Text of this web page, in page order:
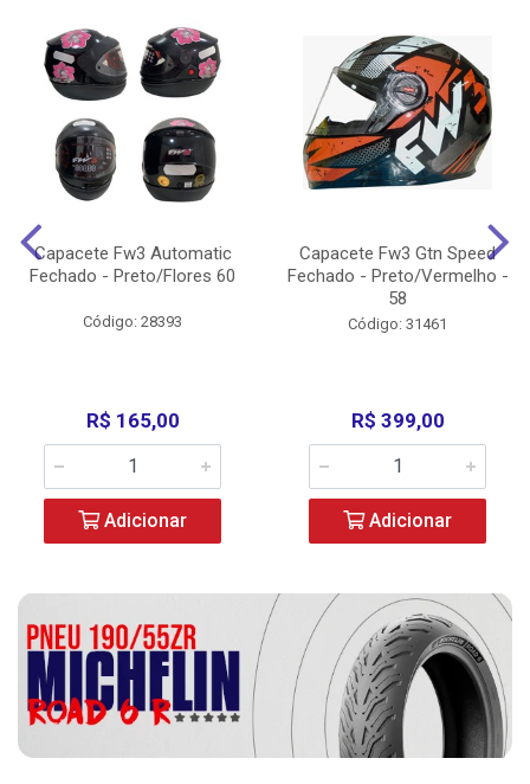
Capacete Fw3 Automatic
Fechado - Preto/Flores 60
Código: 28393
R$ 165,00
Adicionar
Capacete Fw3 Gtn Speed
Fechado - Preto/Vermelho -
58
Código: 31461
R$ 399,00
Adicionar